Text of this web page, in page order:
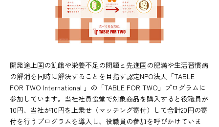
開発途上国の飢餓や栄養不足の問題と先進国の肥満や生活習慣病
の解消を同時に解決することを目指す認定NPO法人「TABLE
FOR TWO International 」の「TABLE FOR TWO」プログラムに
参加しています。当社社員食堂で対象商品を購入すると役職員が
10円、当社が10円を上乗せ（マッチング寄付）して合計20円の寄
付を行うプログラムを導入し、役職員の参加を呼びかけていま